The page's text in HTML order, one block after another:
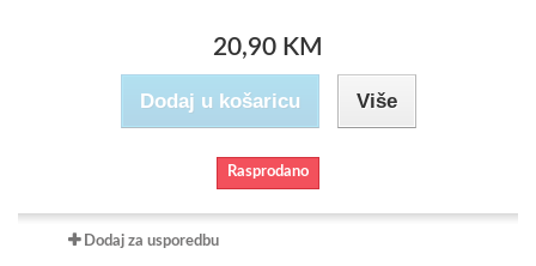
20,90 KM
Dodaj u košaricu Više
Rasprodano
Dodaj za usporedbu